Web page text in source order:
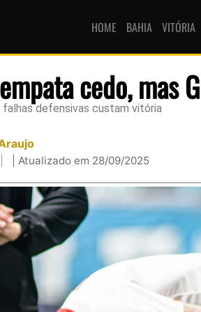
HOME BAHIA VITÓRIA
cedo, mas
falhas defensivas custam vitória
| Atualizado em 28/09/2025